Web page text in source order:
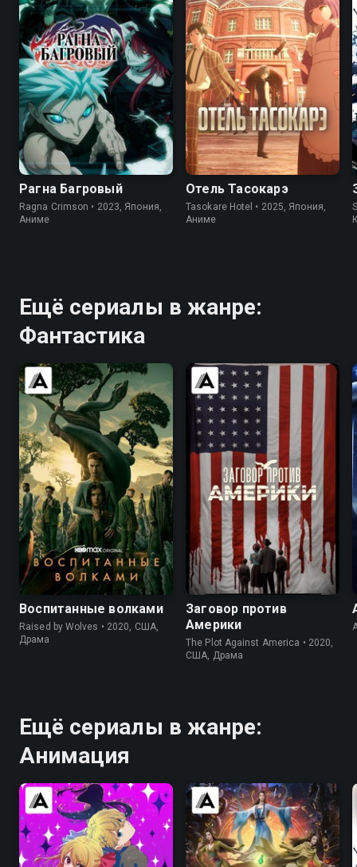
7.6 7.2
Рагна Багровый
Ragna Crimson • 2023, Япония,
Аниме
7.9 6.6
Отель Тасокарэ
Tasokare Hotel • 2025, Япония,
Аниме
Ещё сериалы в жанре:
Фантастика
7.1 7.4
Воспитанные волками
Raised by Wolves • 2020, США,
Драма
6.7 7.3
Заговор против
Америки
The Plot Against America • 2020,
США, Драма
Ещё сериалы в жанре:
Анимация